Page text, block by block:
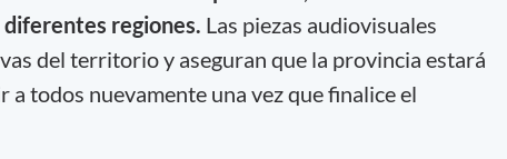
regiones. Las piezas audiovisuales
del territorio y aseguran que la provincia estará
todos nuevamente una vez que finalice el